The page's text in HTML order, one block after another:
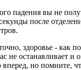
падения вы не
после
здоровье - как
не останавливает и
вперед, но помните,